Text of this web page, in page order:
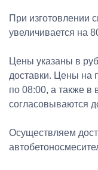
При изготовлении
увеличивается на
Цены указаны в
доставки. Цены на
по 08:00, а также в
согласовываются
Осуществляем